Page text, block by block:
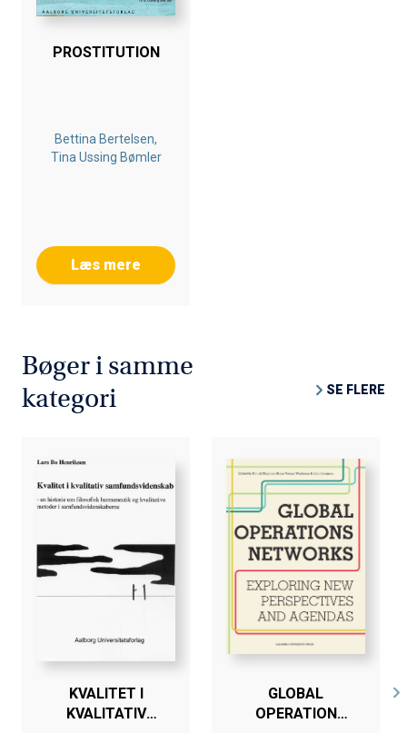
PROSTITUTION
Bettina Bertelsen,
Tina Ussing Bømler
Læs mere
Bøger i samme
kategori
SE FLERE
KVALITET I
KVALITATIV
GLOBAL
OPERATION